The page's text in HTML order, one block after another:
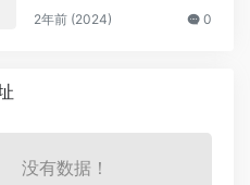
2年前 (2024) 0
没有数据！